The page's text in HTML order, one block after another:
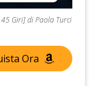
Giri] di Paola Turci
Ora